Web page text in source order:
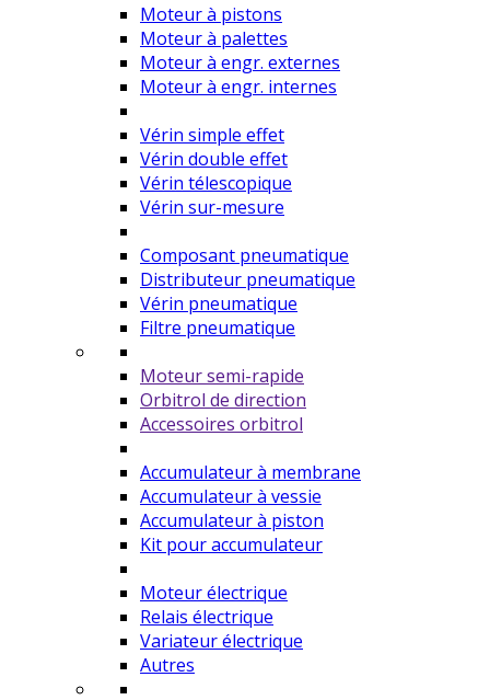
Moteur à pistons
Moteur à palettes
Moteur à engr. externes
Moteur à engr. internes
Vérin simple effet
Vérin double effet
Vérin télescopique
Vérin sur-mesure
Composant pneumatique
Distributeur pneumatique
Vérin pneumatique
Filtre pneumatique
Moteur semi-rapide
Orbitrol de direction
Accessoires orbitrol
Accumulateur à membrane
Accumulateur à vessie
Accumulateur à piston
Kit pour accumulateur
Moteur électrique
Relais électrique
Variateur électrique
Autres